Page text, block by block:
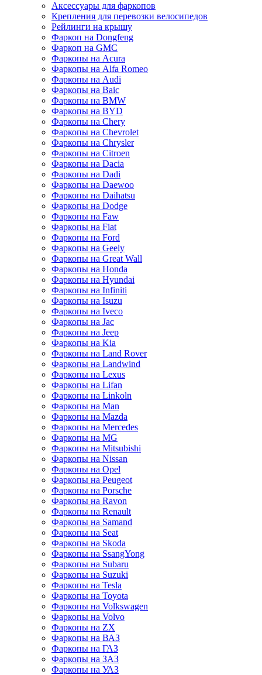
Аксессуары для фаркопов
Крепления для перевозки велосипедов
Рейлинги на крышу
Фаркоп на Dongfeng
Фаркоп на GMC
Фаркопы на Acura
Фаркопы на Alfa Romeo
Фаркопы на Audi
Фаркопы на Baic
Фаркопы на BMW
Фаркопы на BYD
Фаркопы на Chery
Фаркопы на Chevrolet
Фаркопы на Chrysler
Фаркопы на Citroen
Фаркопы на Dacia
Фаркопы на Dadi
Фаркопы на Daewoo
Фаркопы на Daihatsu
Фаркопы на Dodge
Фаркопы на Faw
Фаркопы на Fiat
Фаркопы на Ford
Фаркопы на Geely
Фаркопы на Great Wall
Фаркопы на Honda
Фаркопы на Hyundai
Фаркопы на Infiniti
Фаркопы на Isuzu
Фаркопы на Iveco
Фаркопы на Jac
Фаркопы на Jeep
Фаркопы на Kia
Фаркопы на Land Rover
Фаркопы на Landwind
Фаркопы на Lexus
Фаркопы на Lifan
Фаркопы на Linkoln
Фаркопы на Man
Фаркопы на Mazda
Фаркопы на Mercedes
Фаркопы на MG
Фаркопы на Mitsubishi
Фаркопы на Nissan
Фаркопы на Opel
Фаркопы на Peugeot
Фаркопы на Porsche
Фаркопы на Ravon
Фаркопы на Renault
Фаркопы на Samand
Фаркопы на Seat
Фаркопы на Skoda
Фаркопы на SsangYong
Фаркопы на Subaru
Фаркопы на Suzuki
Фаркопы на Tesla
Фаркопы на Toyota
Фаркопы на Volkswagen
Фаркопы на Volvo
Фаркопы на ZX
Фаркопы на ВАЗ
Фаркопы на ГАЗ
Фаркопы на ЗАЗ
Фаркопы на УАЗ